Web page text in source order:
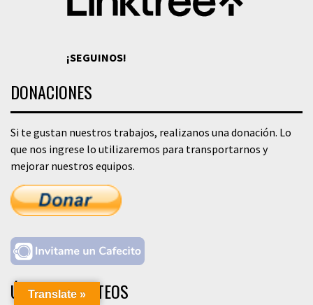
¡SEGUINOS!
DONACIONES
Si te gustan nuestros trabajos, realizanos una donación. Lo
que nos ingrese lo utilizaremos para transportarnos y
mejorar nuestros equipos.
ÚLTIMOS POSTEOS
Translate »